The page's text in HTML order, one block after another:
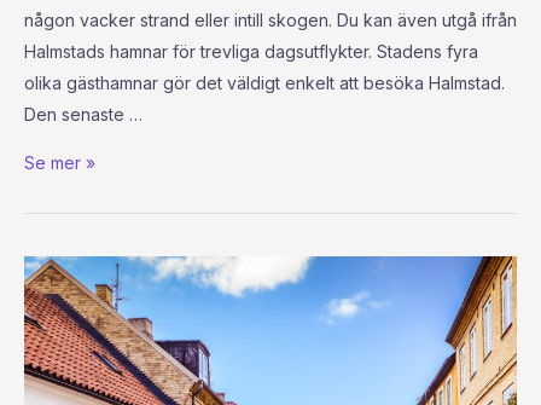
någon vacker strand eller intill skogen. Du kan även utgå ifrån
Halmstads hamnar för trevliga dagsutflykter. Stadens fyra
olika gästhamnar gör det väldigt enkelt att besöka Halmstad.
Den senaste …
Se mer »